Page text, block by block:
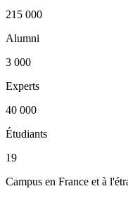
215 000
Alumni
3 000
Experts
40 000
Étudiants
19
Campus en France et à